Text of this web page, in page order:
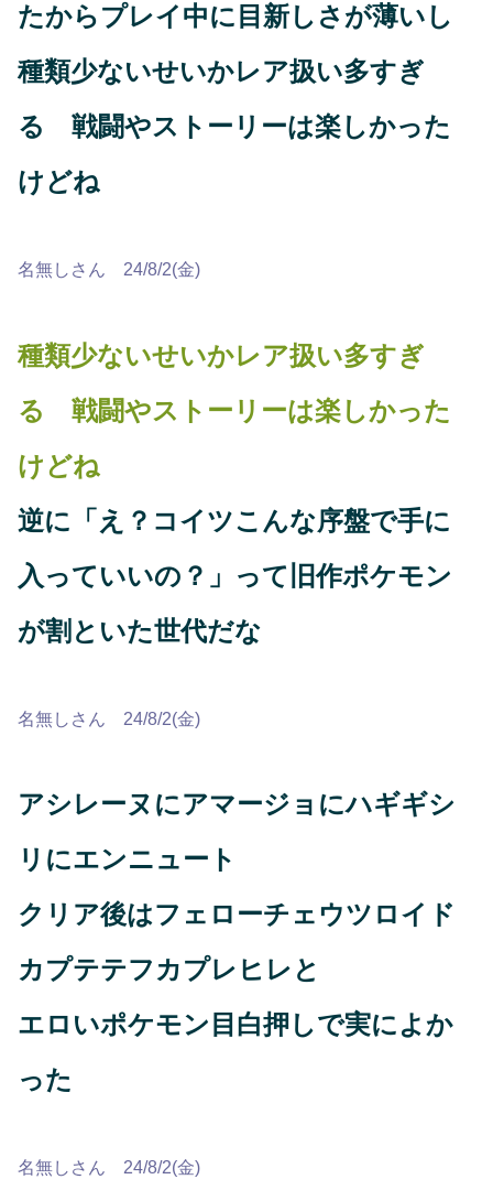
たからプレイ中に目新しさが薄いし
種類少ないせいかレア扱い多すぎ
る 戦闘やストーリーは楽しかった
けどね
名無しさん 24/8/2(金)
種類少ないせいかレア扱い多すぎ
る 戦闘やストーリーは楽しかった
けどね
逆に「え？コイツこんな序盤で手に
入っていいの？」って旧作ポケモン
が割といた世代だな
名無しさん 24/8/2(金)
アシレーヌにアマージョにハギギシ
リにエンニュート
クリア後はフェローチェウツロイド
カプテテフカプレヒレと
エロいポケモン目白押しで実によか
った
名無しさん 24/8/2(金)